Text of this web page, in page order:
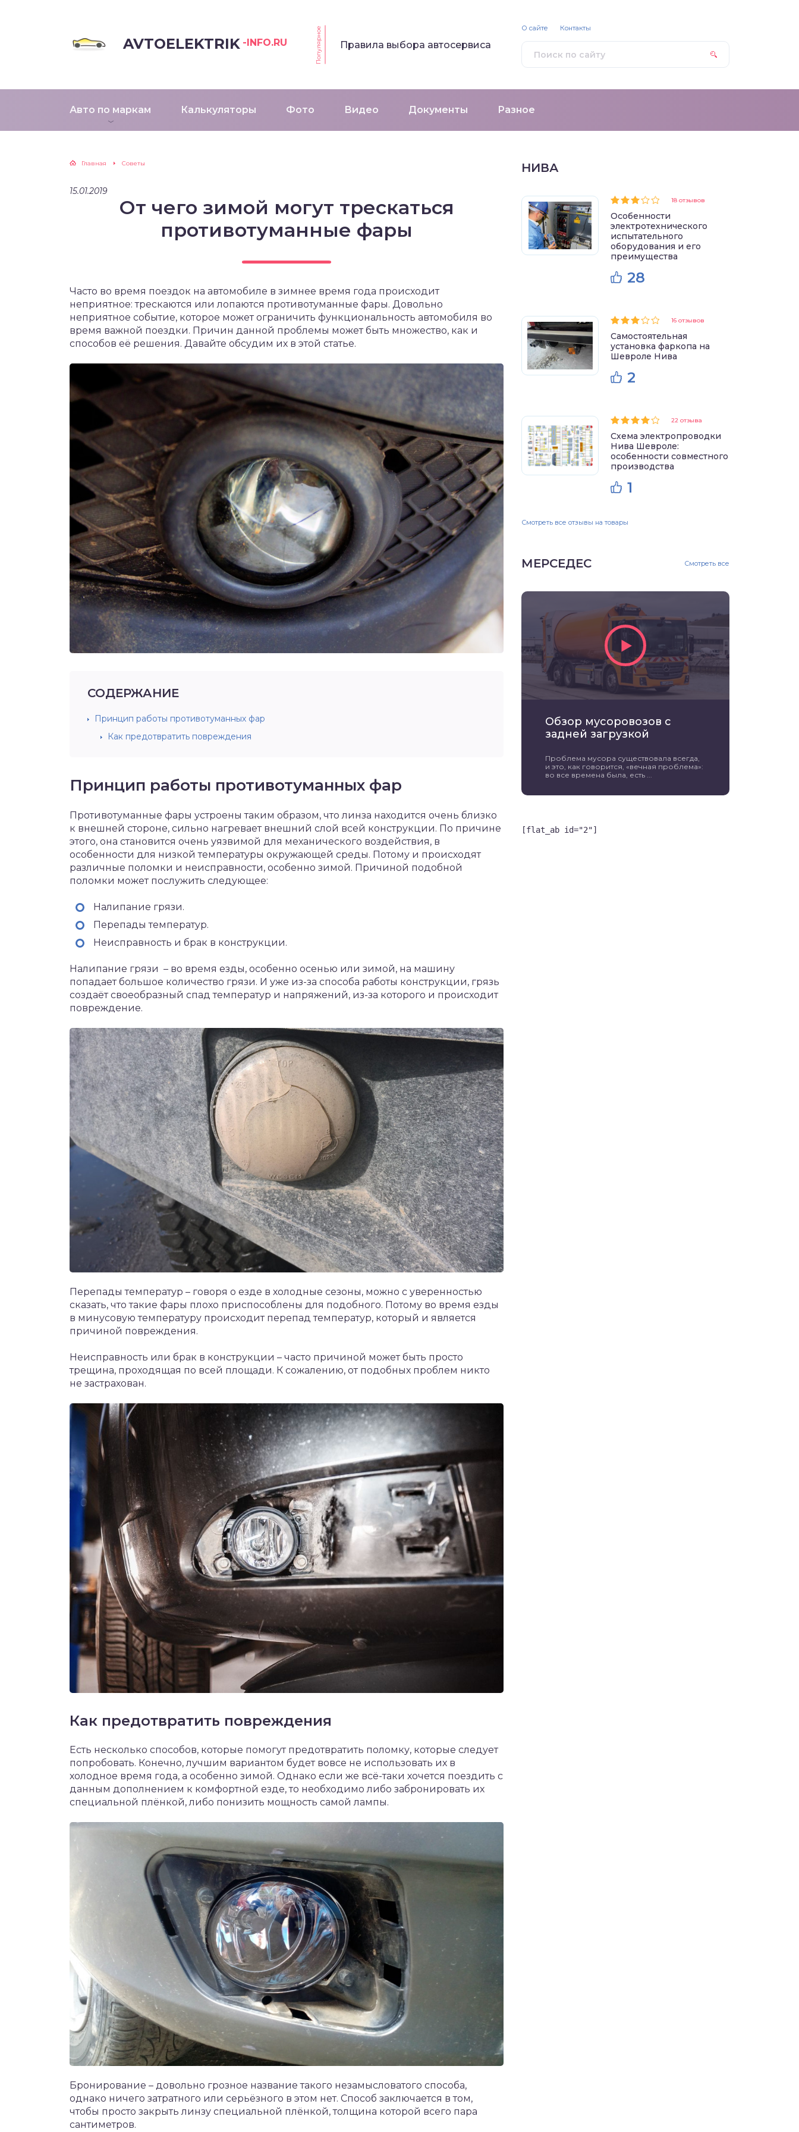
AVTOELEKTRIK -INFO.RU Популярное Правила выбора автосервиса
Авто по маркам Калькуляторы Фото Видео Документы Разное
О сайте Контакты
Главная Советы
15.01.2019
От чего зимой могут трескаться
противотуманные фары
Часто во время поездок на автомобиле в зимнее время года происходит
неприятное: трескаются или лопаются противотуманные фары. Довольно
неприятное событие, которое может ограничить функциональность автомобиля во
время важной поездки. Причин данной проблемы может быть множество, как и
способов её решения. Давайте обсудим их в этой статье.
СОДЕРЖАНИЕ
Принцип работы противотуманных фар
Как предотвратить повреждения
Принцип работы противотуманных фар
Противотуманные фары устроены таким образом, что линза находится очень близко
к внешней стороне, сильно нагревает внешний слой всей конструкции. По причине
этого, она становится очень уязвимой для механического воздействия, в
особенности для низкой температуры окружающей среды. Потому и происходят
различные поломки и неисправности, особенно зимой. Причиной подобной
поломки может послужить следующее:
Налипание грязи.
Перепады температур.
Неисправность и брак в конструкции.
Налипание грязи – во время езды, особенно осенью или зимой, на машину
попадает большое количество грязи. И уже из-за способа работы конструкции, грязь
создаёт своеобразный спад температур и напряжений, из-за которого и происходит
повреждение.
Перепады температур – говоря о езде в холодные сезоны, можно с уверенностью
сказать, что такие фары плохо приспособлены для подобного. Потому во время езды
в минусовую температуру происходит перепад температур, который и является
причиной повреждения.
Неисправность или брак в конструкции – часто причиной может быть просто
трещина, проходящая по всей площади. К сожалению, от подобных проблем никто
не застрахован.
Как предотвратить повреждения
Есть несколько способов, которые помогут предотвратить поломку, которые следует
попробовать. Конечно, лучшим вариантом будет вовсе не использовать их в
холодное время года, а особенно зимой. Однако если же всё-таки хочется поездить с
данным дополнением к комфортной езде, то необходимо либо забронировать их
специальной плёнкой, либо понизить мощность самой лампы.
Бронирование – довольно грозное название такого незамысловатого способа,
однако ничего затратного или серьёзного в этом нет. Способ заключается в том,
чтобы просто закрыть линзу специальной плёнкой, толщина которой всего пара
сантиметров.
НИВА
18 отзывов
Особенности
электротехнического
испытательного
оборудования и его
преимущества
28
16 отзывов
Самостоятельная
установка фаркопа на
Шевроле Нива
2
22 отзыва
Схема электропроводки
Нива Шевроле:
особенности совместного
производства
1
Смотреть все отзывы на товары
МЕРСЕДЕС Смотреть все
Обзор мусоровозов с
задней загрузкой
Проблема мусора существовала всегда,
и это, как говорится, «вечная проблема»:
во все времена была, есть ...
[flat_ab id="2"]